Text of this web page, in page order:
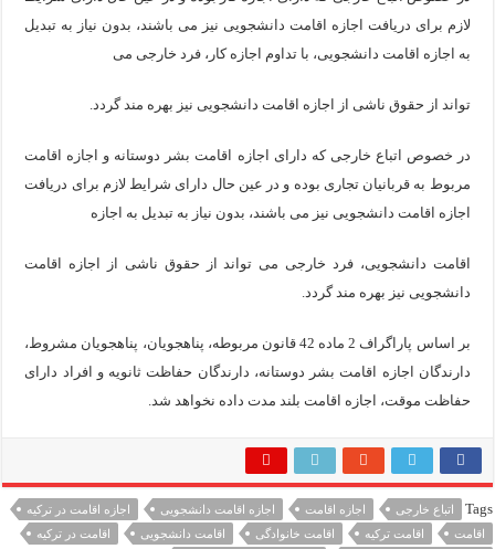
لازم برای دریافت اجازه اقامت دانشجویی نیز می باشند، بدون نیاز به تبدیل
به اجازه اقامت دانشجویی، با تداوم اجازه کار، فرد خارجی می
تواند از حقوق ناشی از اجازه اقامت دانشجویی نیز بهره مند گردد.
در خصوص اتباع خارجی که دارای اجازه اقامت بشر دوستانه و اجازه اقامت
مربوط به قربانیان تجاری بوده و در عین حال دارای شرایط لازم برای دریافت
اجازه اقامت دانشجویی نیز می باشند، بدون نیاز به تبدیل به اجازه
اقامت دانشجویی، فرد خارجی می تواند از حقوق ناشی از اجازه اقامت
دانشجویی نیز بهره مند گردد.
بر اساس پاراگراف 2 ماده 42 قانون مربوطه، پناهجویان، پناهجویان مشروط،
دارندگان اجازه اقامت بشر دوستانه، دارندگان حفاظت ثانویه و افراد دارای
حفاظت موقت، اجازه اقامت بلند مدت داده نخواهد شد.
Tags اتباع خارجی اجازه اقامت اجازه اقامت دانشجویی
اجازه اقامت در ترکیه
اقامت
اقامت ترکیه اقامت خانوادگی اقامت دانشجویی
اقامت در ترکیه